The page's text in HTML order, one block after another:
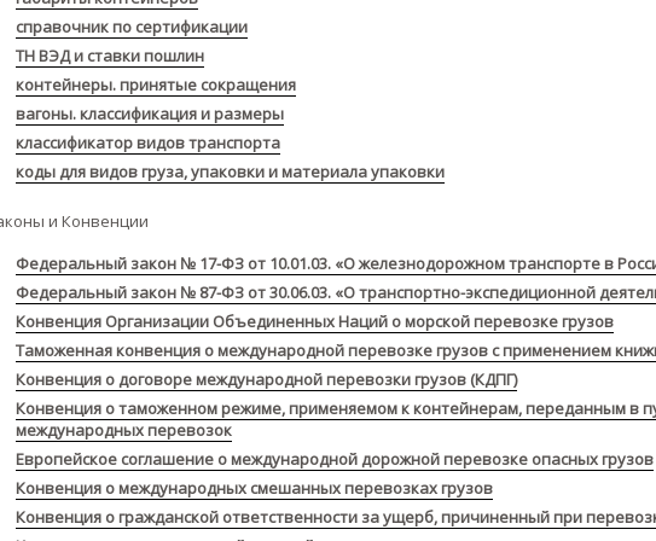
справочник по сертификации
ТН ВЭД и ставки пошлин
контейнеры. принятые сокращения
вагоны. классификация и размеры
классификатор видов транспорта
коды для видов груза, упаковки и материала упаковки
и Конвенции
Федеральный закон № 17-ФЗ от 10.01.03. «О железнодорожном транспорте в
Федеральный закон № 87-ФЗ от 30.06.03. «О транспортно-экспедиционной
Конвенция Организации Объединенных Наций о морской перевозке грузов
Таможенная конвенция о международной перевозке грузов с применением
Конвенция о договоре международной перевозки грузов (КДПГ)
Конвенция о таможенном режиме, применяемом к контейнерам, переданным в
международных перевозок
Европейское соглашение о международной дорожной перевозке опасных грузов
Конвенция о международных смешанных перевозках грузов
Конвенция о гражданской ответственности за ущерб, причиненный при